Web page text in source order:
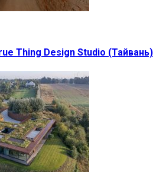
Thing Design Studio (Тайвань)